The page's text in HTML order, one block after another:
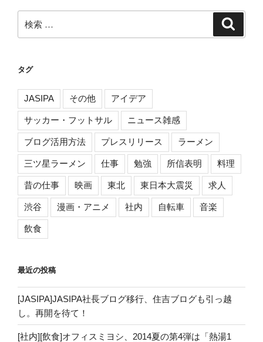
索:
タグ
JASIPA その他 アイデア
サッカー・フットサル ニュース雑感
ブログ活用方法 プレスリリース ラーメン
三ツ星ラーメン 仕事 勉強 所信表明 料理
昔の仕事 映画 東北 東日本大震災 求人
渋谷 漫画・アニメ 社内 自転車 音楽
飲食
最近の投稿
[JASIPA]JASIPA社長ブログ移行、住吉ブログも引っ越
し。再開を待て！
[社内][飲食]オフィスミヨシ、2014夏の第4弾は「熱湯1